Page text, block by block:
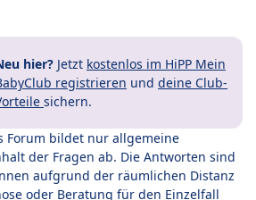
hier? Jetzt kostenlos im HiPP Mein
registrieren und deine Club-
sichern.
Forum bildet nur allgemeine
der Fragen ab. Die Antworten sind
aufgrund der räumlichen Distanz
oder Beratung für den Einzelfall